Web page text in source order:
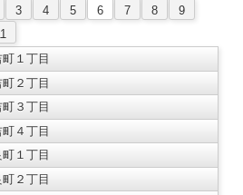
3 4 5 6 7 8
9
１丁目
２丁目
３丁目
４丁目
１丁目
２丁目